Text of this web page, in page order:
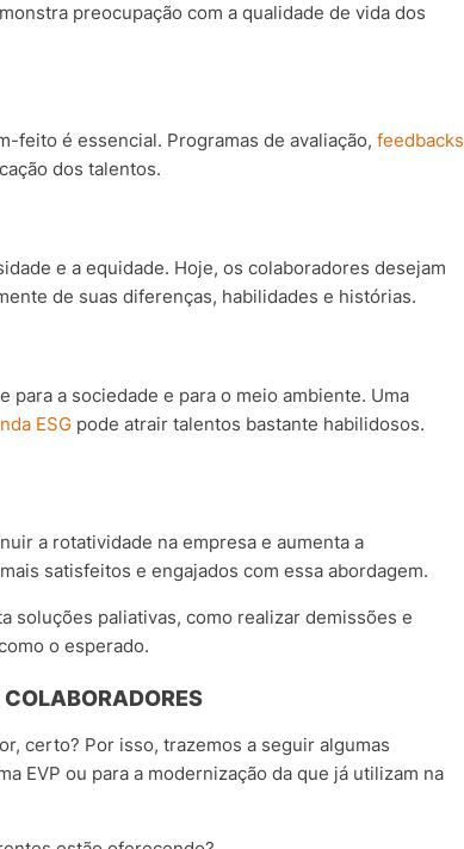
preocupação com a qualidade de vida dos
feito é essencial. Programas de avaliação, feedbacks
dos talentos.
e a equidade. Hoje, os colaboradores desejam
de suas diferenças, habilidades e histórias.
a sociedade e para o meio ambiente. Uma
ESG pode atrair talentos bastante habilidosos.
a rotatividade na empresa e aumenta a
satisfeitos e engajados com essa abordagem.
soluções paliativas, como realizar demissões e
o esperado.
certo? Por isso, trazemos a seguir algumas
EVP ou para a modernização da que já utilizam na